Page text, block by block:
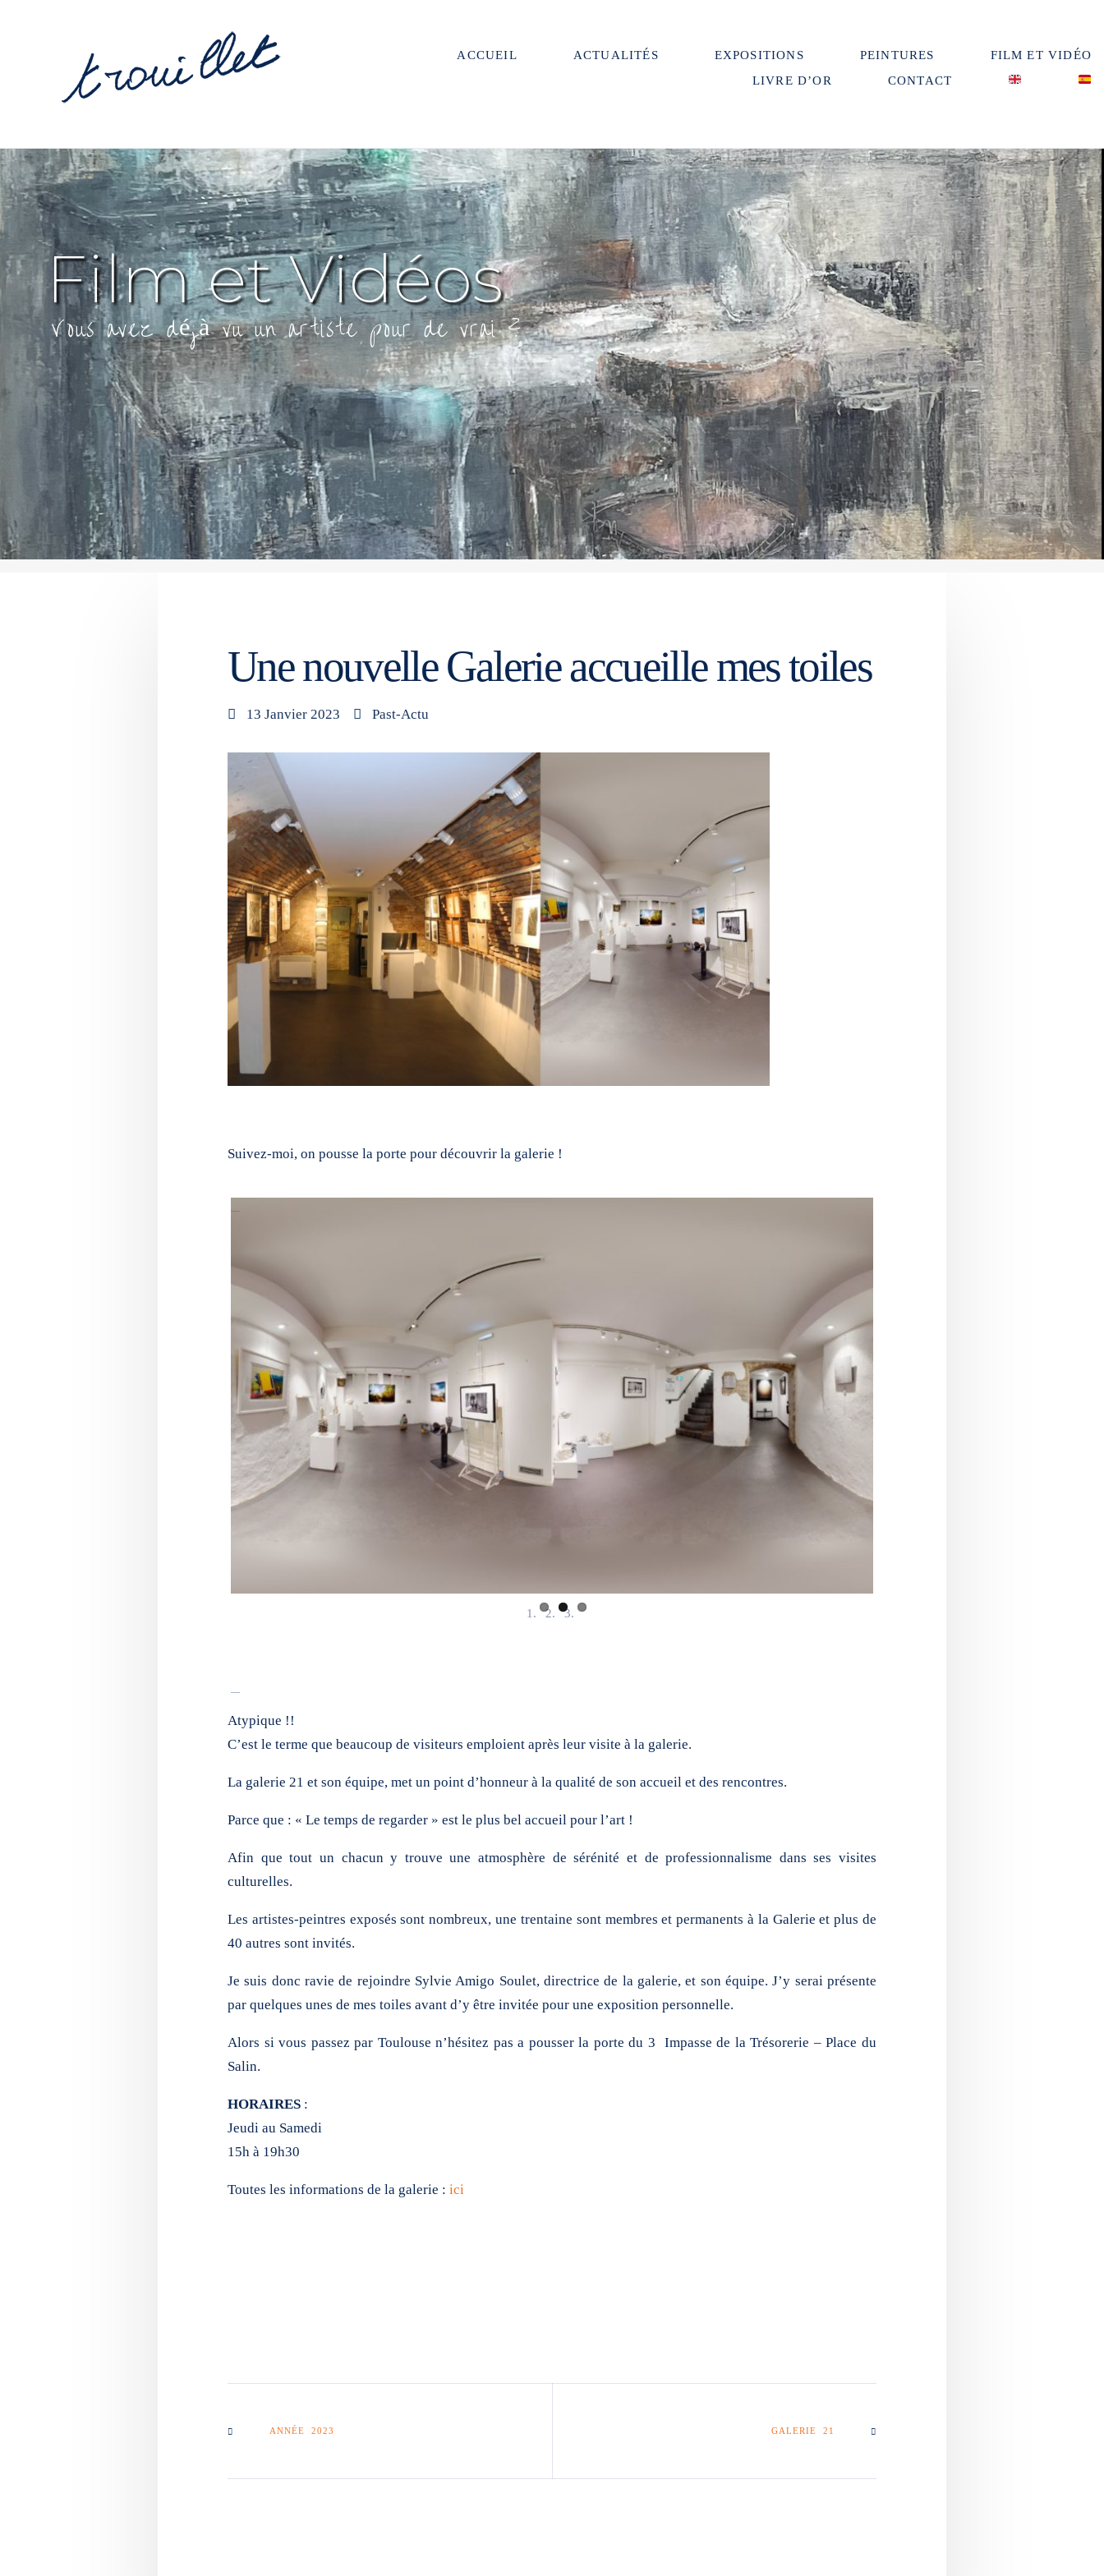
ACCUEIL ACTUALITÉS EXPOSITIONS PEINTURES
FILM ET VIDÉO
LIVRE D’OR
CONTACT
Une nouvelle Galerie accueille mes toiles
13 Janvier 2023 Past-Actu
Suivez-moi, on pousse la porte pour découvrir la galerie !
Atypique !!
C’est le terme que beaucoup de visiteurs emploient après leur visite à la galerie.
La galerie 21 et son équipe, met un point d’honneur à la qualité de son accueil et des rencontres.
Parce que : « Le temps de regarder » est le plus bel accueil pour l’art !
Afin que tout un chacun y trouve une atmosphère de sérénité et de professionnalisme dans ses visites
culturelles.
Les artistes-peintres exposés sont nombreux, une trentaine sont membres et permanents à la Galerie et plus de
40 autres sont invités.
Je suis donc ravie de rejoindre Sylvie Amigo Soulet, directrice de la galerie, et son équipe. J’y serai présente
par quelques unes de mes toiles avant d’y être invitée pour une exposition personnelle.
Alors si vous passez par Toulouse n’hésitez pas a pousser la porte du 3 Impasse de la Trésorerie – Place du
Salin.
HORAIRES :
Jeudi au Samedi
15h à 19h30
Toutes les informations de la galerie : ici
ANNÉE 2023 GALERIE 21